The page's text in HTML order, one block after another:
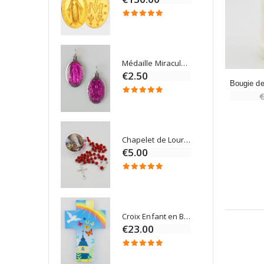
Médaille Miraculeuse Rose - 19mm
€2.50
Chapelet de Lourdes en Bois
€5.00
Croix Enfant en Bois Eglise Papillons et Arc-en-ciel 15 cm
€23.00